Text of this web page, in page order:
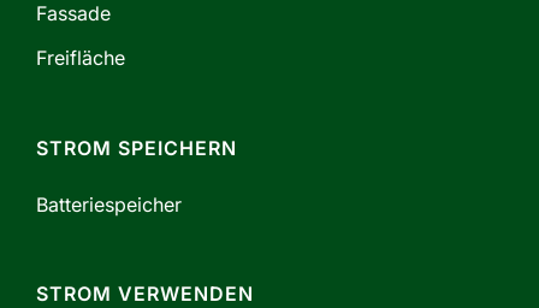
Fassade
Freifläche
STROM SPEICHERN
Batteriespeicher
STROM VERWENDEN